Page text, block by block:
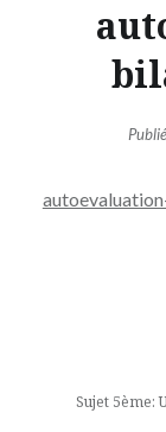
l’article
Sujet 5ème: